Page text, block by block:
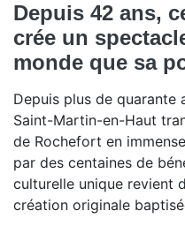
Depuis 42 ans,
crée un
monde que sa
Depuis plus de quarante
Saint-Martin-en-Haut
de Rochefort en
par des centaines de
culturelle unique revient
création originale